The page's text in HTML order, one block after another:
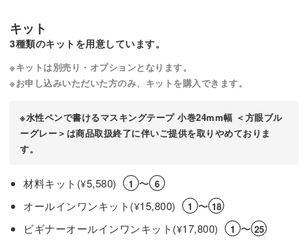
キット
3種類のキットを用意しています。
※キットは別売り・オプションとなります。
※お申し込みいただいた方のみ、キットを購入できます。
※水性ペンで書けるマスキングテープ 小巻24mm幅 ＜方眼ブル
ーグレー＞は商品取扱終了に伴いご提供を取りやめておりま
す。
材料キット(¥5,580) 1 〜 6
オールインワンキット(¥15,800) 1 〜 18
ビギナーオールインワンキット(¥17,800) 1 〜 25